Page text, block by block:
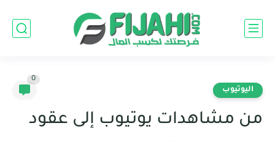
اليوتيوب
0
من مشاهدات يوتيوب إلى عقود